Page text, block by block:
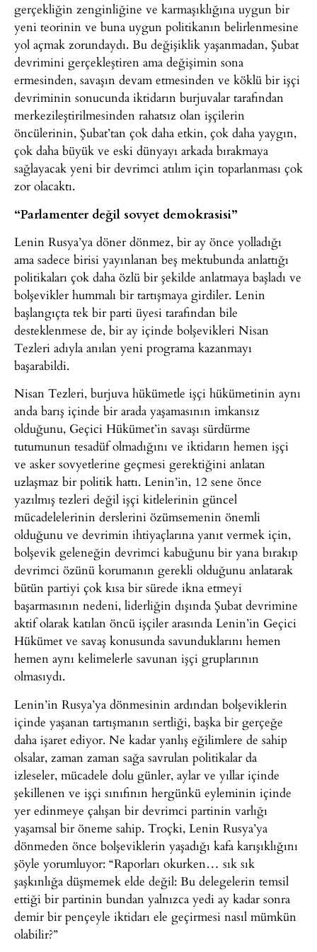
gerçekliğin zenginliğine ve karmaşıklığına uygun bir
yeni teorinin ve buna uygun politikanın belirlenmesine
yol açmak zorundaydı. Bu değişiklik yaşanmadan, Şubat
devrimini gerçekleştiren ama değişimin sona
ermesinden, savaşın devam etmesinden ve köklü bir işçi
devriminin sonucunda iktidarın burjuvalar tarafından
merkezileştirilmesinden rahatsız olan işçilerin
öncülerinin, Şubat’tan çok daha etkin, çok daha yaygın,
çok daha büyük ve eski dünyayı arkada bırakmaya
sağlayacak yeni bir devrimci atılım için toparlanması çok
zor olacaktı.
“Parlamenter değil sovyet demokrasisi”
Lenin Rusya’ya döner dönmez, bir ay önce yolladığı
ama sadece birisi yayınlanan beş mektubunda anlattığı
politikaları çok daha özlü bir şekilde anlatmaya başladı ve
bolşevikler hummalı bir tartışmaya girdiler. Lenin
başlangıçta tek bir parti üyesi tarafından bile
desteklenmese de, bir ay içinde bolşevikleri Nisan
Tezleri adıyla anılan yeni programa kazanmayı
başarabildi.
Nisan Tezleri, burjuva hükümetle işçi hükümetinin aynı
anda barış içinde bir arada yaşamasının imkansız
olduğunu, Geçici Hükümet’in savaşı sürdürme
tutumunun tesadüf olmadığını ve iktidarın hemen işçi
ve asker sovyetlerine geçmesi gerektiğini anlatan
uzlaşmaz bir politik hattı. Lenin’in, 12 sene önce
yazılmış tezleri değil işçi kitlelerinin güncel
mücadelelerinin derslerini özümsemenin önemli
olduğunu ve devrimin ihtiyaçlarına yanıt vermek için,
bolşevik geleneğin devrimci kabuğunu bir yana bırakıp
devrimci özünü korumanın gerekli olduğunu anlatarak
bütün partiyi çok kısa bir sürede ikna etmeyi
başarmasının nedeni, liderliğin dışında Şubat devrimine
aktif olarak katılan öncü işçiler arasında Lenin’in Geçici
Hükümet ve savaş konusunda savunduklarını hemen
hemen aynı kelimelerle savunan işçi gruplarının
olmasıydı.
Lenin’in Rusya’ya dönmesinin ardından bolşeviklerin
içinde yaşanan tartışmanın sertliği, başka bir gerçeğe
daha işaret ediyor. Ne kadar yanlış eğilimlere de sahip
olsalar, zaman zaman sağa savrulan politikalar da
izleseler, mücadele dolu günler, aylar ve yıllar içinde
şekillenen ve işçi sınıfının hergünkü eyleminin içinde
yer edinmeye çalışan bir devrimci partinin varlığı
yaşamsal bir öneme sahip. Troçki, Lenin Rusya’ya
dönmeden önce bolşeviklerin yaşadığı kafa karışıklığını
şöyle yorumluyor: “Raporları okurken… sık sık
şaşkınlığa düşmemek elde değil: Bu delegelerin temsil
ettiği bir partinin bundan yalnızca yedi ay kadar sonra
demir bir pençeyle iktidarı ele geçirmesi nasıl mümkün
olabilir?”